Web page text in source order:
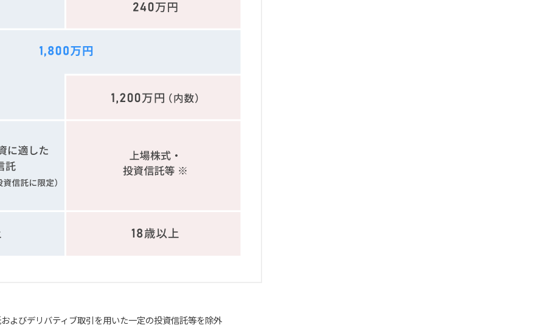
びデリバティブ取引を用いた一定の投資信託等を除外